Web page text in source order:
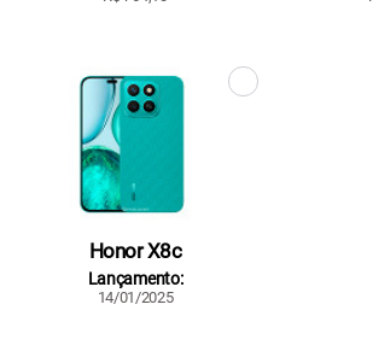
Honor X8c
Lançamento:
14/01/2025